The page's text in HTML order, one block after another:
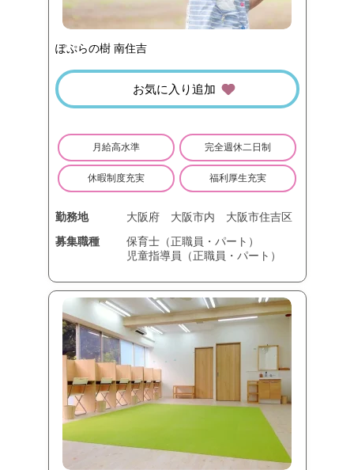
ぽぷらの樹 南住吉
お気に入り追加
月給高水準 完全週休二日制
休暇制度充実 福利厚生充実
勤務地 大阪府 大阪市内
大阪市住吉区
募集職種
保育士（正職員・パート）
児童指導員（正職員・パート）